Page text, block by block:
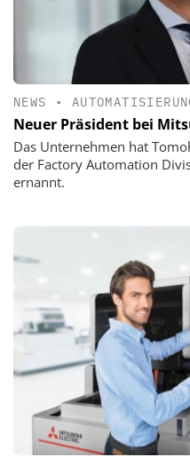
NEWS •
Neuer Präsident bei
Das Unternehmen hat
der Factory Automation
ernannt.